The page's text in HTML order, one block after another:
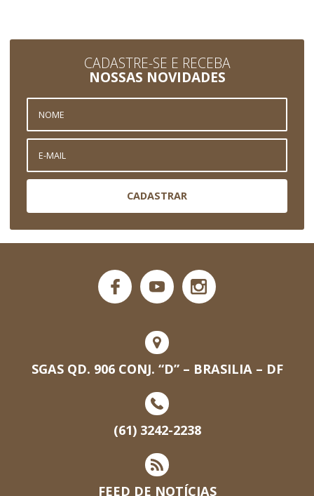
CADASTRE-SE E RECEBA
NOSSAS NOVIDADES
CADASTRAR
SGAS QD. 906 CONJ. “D” – BRASILIA – DF
(61) 3242-2238
FEED DE NOTÍCIAS